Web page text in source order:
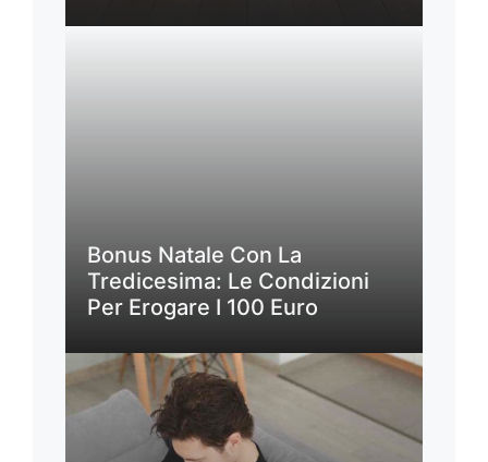
Bonus Natale Con La
Tredicesima: Le Condizioni
Per Erogare I 100 Euro